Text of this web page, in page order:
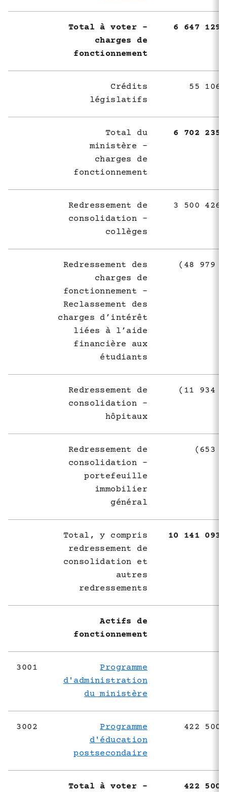
Total à voter -
charges de
fonctionnement
6 647 129
Crédits
législatifs
55 106
Total du
ministère -
charges de
fonctionnement
6 702 235
Redressement de
consolidation -
collèges
3 500 426
Redressement des
charges de
fonctionnement -
Reclassement des
charges d’intérêt
liées à l’aide
financière aux
étudiants
(48 979
Redressement de
consolidation -
hôpitaux
(11 934
Redressement de
consolidation -
portefeuille
immobilier
général
(653
Total, y compris
redressement de
consolidation et
autres
redressements
10 141 093
Actifs de
fonctionnement
3001
Programme
d'administration
du ministère
3002
Programme
d'éducation
postsecondaire
422 500
Total à voter - 422 500